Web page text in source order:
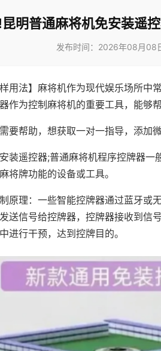
明普通麻将机免安装遥
发布时间：2026年08月08
样用法】麻将机作为现代娱乐场所中
作为控制麻将机的重要工具，能够
要帮助，想获取一对一指导，添加
装遥控器;普通麻将机程序控牌器
将牌功能的设备或工具。
原理：一些智能控牌器通过蓝牙或
送信号给控牌器，控牌器接收到信
进行干预，达到控牌目的。